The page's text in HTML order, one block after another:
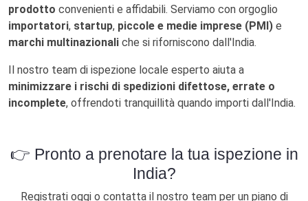
prodotto convenienti e affidabili. Serviamo con orgoglio
importatori, startup, piccole e medie imprese (PMI) e
marchi multinazionali che si riforniscono dall'India.
Il nostro team di ispezione locale esperto aiuta a
minimizzare i rischi di spedizioni difettose, errate o
incomplete, offrendoti tranquillità quando importi dall'India.
👉 Pronto a prenotare la tua ispezione in
India?
Registrati oggi o contatta il nostro team per un piano di